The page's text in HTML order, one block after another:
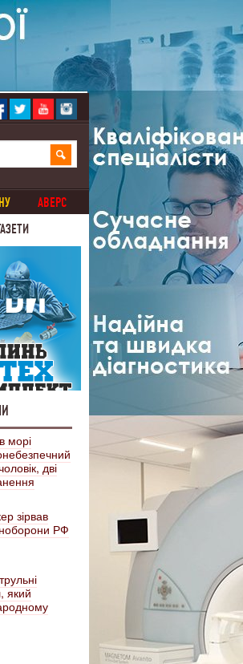
АВЕРС
морі
дві
зірвав
РФ
який